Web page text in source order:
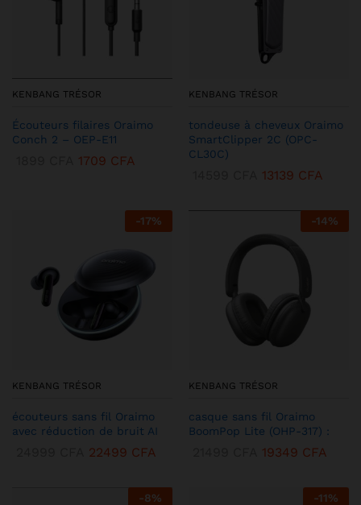
KENBANG TRÉSOR
Écouteurs filaires Oraimo
Conch 2 – OEP-E11
1709 CFA
KENBANG TRÉSOR
tondeuse à cheveux Oraimo
SmartClipper 2C (OPC-
CL30C)
13139 CFA
-17%
KENBANG TRÉSOR
écouteurs sans fil Oraimo
avec réduction de bruit AI
22499 CFA
-14%
KENBANG TRÉSOR
casque sans fil Oraimo
BoomPop Lite (OHP-317) :
19349 CFA
-8% -11%